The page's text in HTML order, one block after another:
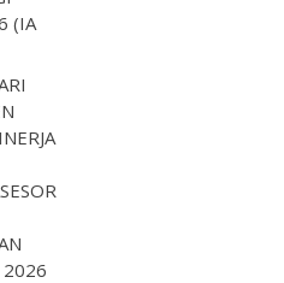
(IA